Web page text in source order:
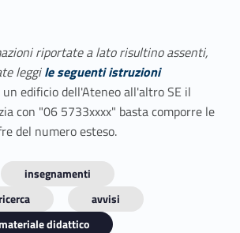
riportate a lato risultino assenti,
leggile seguenti istruzioni
edificio dell'Ateneo all'altro SE il
con "06 5733xxxx" basta comporre le
del numero esteso.
insegnamenti
avvisi
didattico